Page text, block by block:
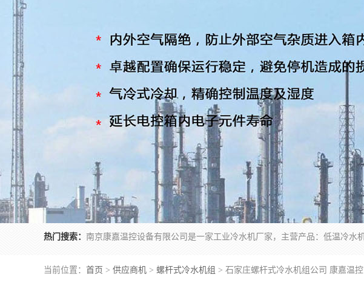
热门搜索：
当前位置： 首页 > 供应商机 > 螺杆式冷水机组 > 石家庄螺杆式冷水机组公司 康嘉温控